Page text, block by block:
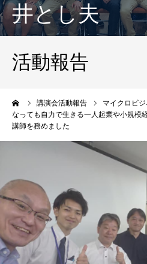
井とし夫
活動報告
講演会活動報告
マイクロビ
なっても自力で生きる一人起業や小規模
講師を務めました